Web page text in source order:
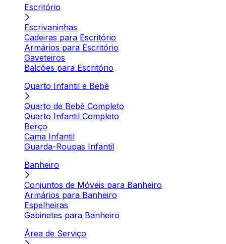
Escritório
Escrivaninhas
Cadeiras para Escritório
Armários para Escritório
Gaveteiros
Balcões para Escritório
Quarto Infantil e Bebê
Quarto de Bebê Completo
Quarto Infantil Completo
Berço
Cama Infantil
Guarda-Roupas Infantil
Banheiro
Conjuntos de Móveis para Banheiro
Armários para Banheiro
Espelheiras
Gabinetes para Banheiro
Área de Serviço